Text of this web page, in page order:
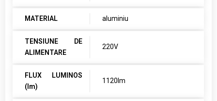
MATERIAL aluminiu
TENSIUNE DE
ALIMENTARE
220V
FLUX LUMINOS
(lm)
1120lm